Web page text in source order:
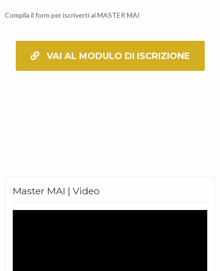
Compila il form per iscriverti al MASTER MAI
VAI AL MODULO DI ISCRIZIONE
Master MAI | Video